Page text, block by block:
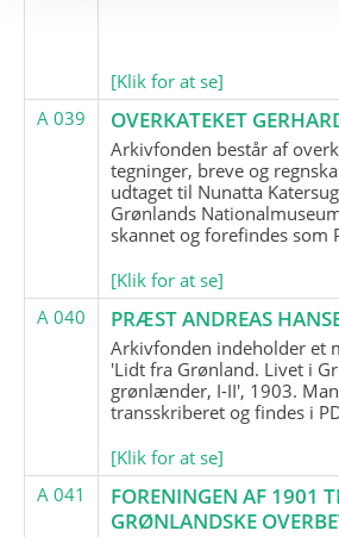
[Klik for at se]
A 039
OVERKATEKET
Arkivfonden består af
tegninger, breve og
udtaget til Nunatta
Grønlands
skannet og forefindes som
[Klik for at se]
A 040
PRÆST ANDREAS
Arkivfonden indeholder et
'Lidt fra Grønland. Livet i
grønlænder, I-II', 1903.
transskriberet og findes i
[Klik for at se]
A 041
FORENINGEN AF 1901
GRØNLANDSKE